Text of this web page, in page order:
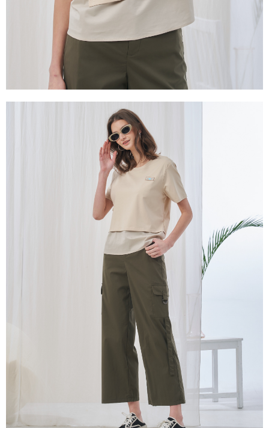
https://aftee.tw/terms/#terms3
３．未成年的使用者請事先徵得法定代理人或監護人之同意方可使用
「AFTEE先享後付」，若未經同意申辦者引起之損失，本公司不負相關責
４．使用「AFTEE先享後付」時，將依據個別帳號之用戶狀況，依本公司即
時審查核予不同之上限額度；若仍有額度不足之情形，本公司將視審查結果
請求用戶進行身份認證。
５．嚴禁一人註冊多個帳號或使用他人資訊註冊。若發現惡意使用之情形，